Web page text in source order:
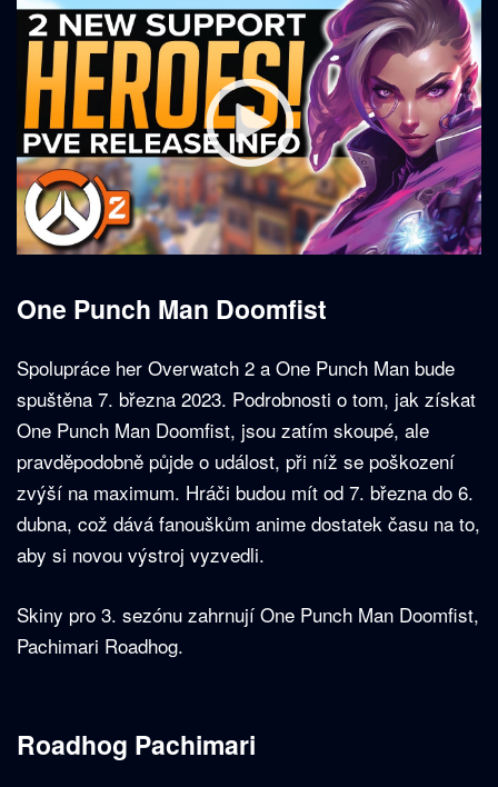
One Punch Man Doomfist
Spolupráce her Overwatch 2 a One Punch Man bude
spuštěna 7. března 2023. Podrobnosti o tom, jak získat
One Punch Man Doomfist, jsou zatím skoupé, ale
pravděpodobně půjde o událost, při níž se poškození
zvýší na maximum. Hráči budou mít od 7. března do 6.
dubna, což dává fanouškům anime dostatek času na to,
aby si novou výstroj vyzvedli.
Skiny pro 3. sezónu zahrnují One Punch Man Doomfist,
Pachimari Roadhog.
Roadhog Pachimari